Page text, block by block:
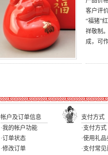
客户评
“福猪”
祥敬制
成，可
帐户及订单信息
支付方式
·我的帐户功能
·订单状态
·修改订单
·支付方式
·使用礼品
·支付常